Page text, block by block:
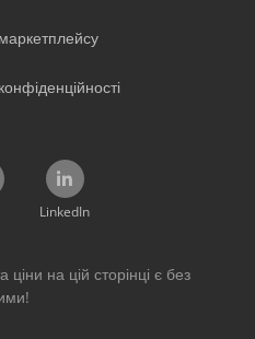
LinkedIn
на цій сторінці є без